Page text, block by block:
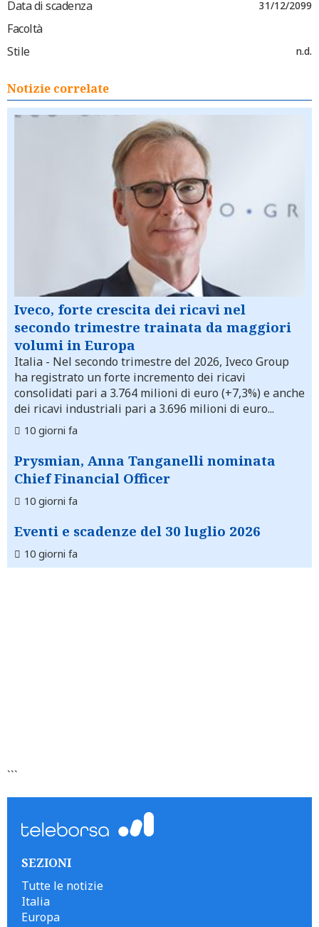
Data di scadenza 31/12/2099
Facoltà
Stile
n.d.
Notizie correlate
Iveco, forte crescita dei ricavi nel
secondo trimestre trainata da maggiori
volumi in Europa
Italia - Nel secondo trimestre del 2026, Iveco Group
ha registrato un forte incremento dei ricavi
consolidati pari a 3.764 milioni di euro (+7,3%) e anche
dei ricavi industriali pari a 3.696 milioni di euro...
10 giorni fa
Prysmian, Anna Tanganelli nominata
Chief Financial Officer
10 giorni fa
Eventi e scadenze del 30 luglio 2026
10 giorni fa
```
SEZIONI
Tutte le notizie
Italia
Europa